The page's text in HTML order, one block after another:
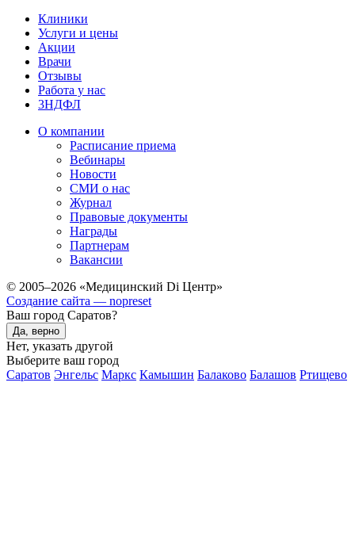
Клиники
Услуги и цены
Акции
Врачи
Отзывы
Работа у нас
3НДФЛ
О компании
Расписание приема
Вебинары
Новости
СМИ о нас
Журнал
Правовые документы
Награды
Партнерам
Вакансии
© 2005–2026 «Медицинский Di Центр»
Создание сайта — nopreset
Ваш город Саратов?
Да, верно
Нет, указать другой
Выберите ваш город
Саратов Энгельс Маркс Камышин Балаково Балашов Ртищево